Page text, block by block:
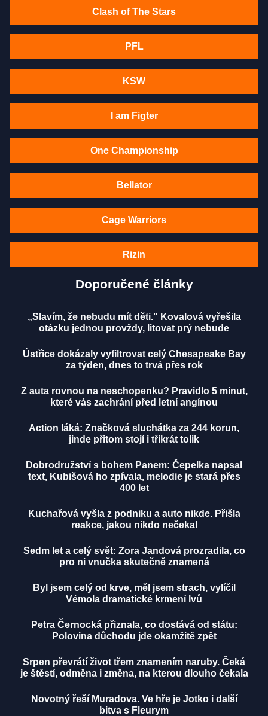
Clash of The Stars
PFL
KSW
I am Figter
One Championship
Bellator
Cage Warriors
Rizin
Doporučené články
„Slavím, že nebudu mít děti." Kovalová vyřešila
otázku jednou provždy, litovat prý nebude
Ústřice dokázaly vyfiltrovat celý Chesapeake Bay
za týden, dnes to trvá přes rok
Z auta rovnou na neschopenku? Pravidlo 5 minut,
které vás zachrání před letní angínou
Action láká: Značková sluchátka za 244 korun,
jinde přitom stojí i třikrát tolik
Dobrodružství s bohem Panem: Čepelka napsal
text, Kubišová ho zpívala, melodie je stará přes
400 let
Kuchařová vyšla z podniku a auto nikde. Přišla
reakce, jakou nikdo nečekal
Sedm let a celý svět: Zora Jandová prozradila, co
pro ni vnučka skutečně znamená
Byl jsem celý od krve, měl jsem strach, vylíčil
Vémola dramatické krmení lvů
Petra Černocká přiznala, co dostává od státu:
Polovina důchodu jde okamžitě zpět
Srpen převrátí život třem znamením naruby. Čeká
je štěstí, odměna i změna, na kterou dlouho čekala
Novotný řeší Muradova. Ve hře je Jotko i další
bitva s Fleurym